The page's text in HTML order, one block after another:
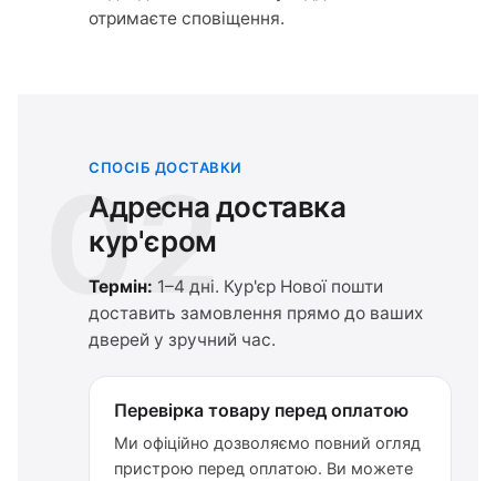
отримаєте сповіщення.
02
СПОСІБ ДОСТАВКИ
Адресна доставка
кур'єром
Термін: 1–4 дні. Кур'єр Нової пошти
доставить замовлення прямо до ваших
дверей у зручний час.
Перевірка товару перед оплатою
Ми офіційно дозволяємо повний огляд
пристрою перед оплатою. Ви можете